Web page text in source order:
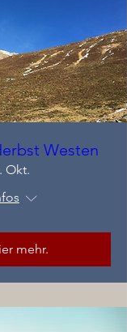
Westen
Okt.
mehr.